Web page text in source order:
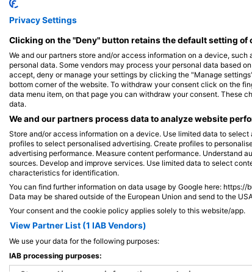
WHITETIP MARINE ADVENTURES PTE LTD, 0000 Nadi
Plantation Pinnacle (★4.6)
A Plantation Pinnacle nagyszerű hely mind a
mind a tapasztaltabb búvárok számára: a
bommie tetejét 6 és 10 méter közötti
fedezhetik fel, míg a tapasztaltabb búvárok a
mélységet (kb. 24 méter) fedezhetik fel.
Privacy Settings
Clicking on the "Deny" button retains the default setting
We and our partners store and/or access information on a device,
personal data. Some vendors may process your personal data based
accept, deny or manage your settings by clicking the "Manage
bottom corner of the website. To withdraw your consent click on the
data menu item, on that page you can withdraw your consent. These
data.
We and our partners process data to analyze website
Store and/or access information on a device. Use limited data to
profiles to select personalised advertising. Create profiles to
advertising performance. Measure content performance. Understand
sources. Develop and improve services. Use limited data to select
characteristics for identification.
You can find further information on data usage by Google here:
Data may be shared outside of the European Union and send to the
Your consent and the cookie policy applies solely to this website/app.
View Partner List (1 IAB Vendors)
We use your data for the following purposes:
IAB processing purposes: